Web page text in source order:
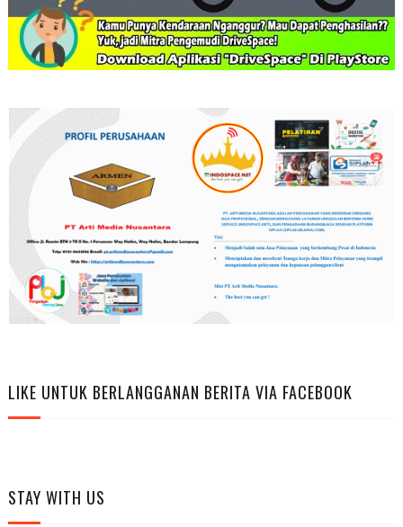
LIKE UNTUK BERLANGGANAN BERITA VIA FACEBOOK
STAY WITH US